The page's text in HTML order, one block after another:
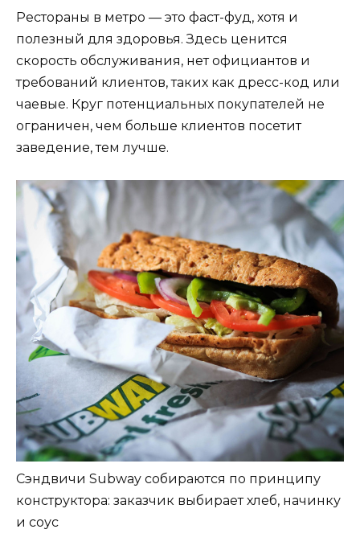
Рестораны в метро — это фаст-фуд, хотя и
полезный для здоровья. Здесь ценится
скорость обслуживания, нет официантов и
требований клиентов, таких как дресс-код или
чаевые. Круг потенциальных покупателей не
ограничен, чем больше клиентов посетит
заведение, тем лучше.
Сэндвичи Subway собираются по принципу
конструктора: заказчик выбирает хлеб, начинку
и соус